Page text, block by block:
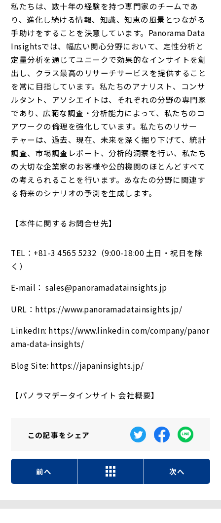
私たちは、数十年の経験を持つ専門家のチームであ
り、進化し続ける情報、知識、知恵の風景とつながる
手助けをすることを決意しています。Panorama Data
Insightsでは、幅広い関心分野において、定性分析と
定量分析を通じてユニークで効果的なインサイトを創
出し、クラス最高のリサーチサービスを提供すること
を常に目指しています。私たちのアナリスト、コンサ
ルタント、アソシエイトは、それぞれの分野の専門家
であり、広範な調査・分析能力によって、私たちのコ
アワークの倫理を強化しています。私たちのリサー
チャーは、過去、現在、未来を深く掘り下げて、統計
調査、市場調査レポート、分析的洞察を行い、私たち
の大切な企業家のお客様や公的機関のほとんどすべて
の考えられることを行います。あなたの分野に関連す
る将来のシナリオの予測を生成します。
【本件に関するお問合せ先】
TEL：+81-3 4565 5232（9:00-18:00 土日・祝日を除
く）
E-mail： sales@panoramadatainsights.jp
URL：https://www.panoramadatainsights.jp/
LinkedIn: https://www.linkedin.com/company/panor
ama-data-insights/
Blog Site: https://japaninsights.jp/
【パノラマデータインサイト 会社概要】
この記事をシェア
前へ 次へ